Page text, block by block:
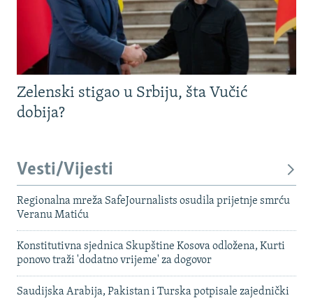
Zelenski stigao u Srbiju, šta Vučić
dobija?
Vesti/Vijesti
Regionalna mreža SafeJournalists osudila prijetnje smrću
Veranu Matiću
Konstitutivna sjednica Skupštine Kosova odložena, Kurti
ponovo traži 'dodatno vrijeme' za dogovor
Saudijska Arabija, Pakistan i Turska potpisale zajednički